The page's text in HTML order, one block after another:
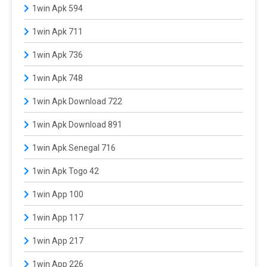
1win Apk 594
1win Apk 711
1win Apk 736
1win Apk 748
1win Apk Download 722
1win Apk Download 891
1win Apk Senegal 716
1win Apk Togo 42
1win App 100
1win App 117
1win App 217
1win App 226